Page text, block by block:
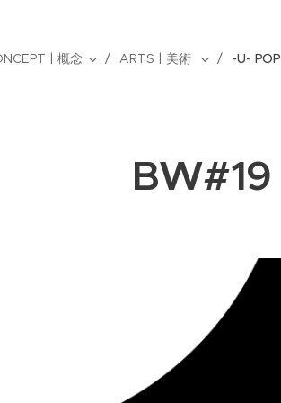
| 概念 ARTS | 美術 -U- POP
BW#19